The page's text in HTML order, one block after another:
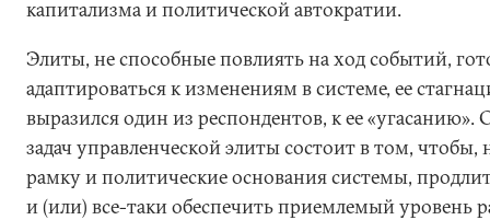
капитализма и политической автократии.
Элиты, не способные повлиять на ход событий,
адаптироваться к изменениям в системе, ее
выразился один из респондентов, к ее «угасанию».
задач управленческой элиты состоит в том,
рамку и политические основания системы,
и (или) все-таки обеспечить приемлемый уровень